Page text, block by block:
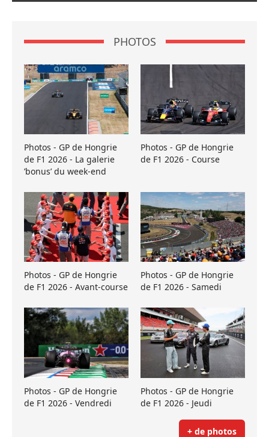
PHOTOS
Photos - GP de Hongrie
de F1 2026 - La galerie
’bonus’ du week-end
Photos - GP de Hongrie
de F1 2026 - Course
Photos - GP de Hongrie
de F1 2026 - Avant-course
Photos - GP de Hongrie
de F1 2026 - Samedi
Photos - GP de Hongrie
de F1 2026 - Vendredi
Photos - GP de Hongrie
de F1 2026 - Jeudi
+ de photos